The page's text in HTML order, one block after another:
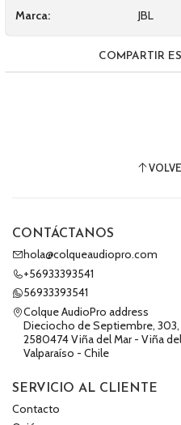
Marca: JBL
COMPARTIR
CONTÁCTANOS
hola@colqueaudiopro.com
+56933393541
56933393541
Colque AudioPro address
Dieciocho de Septiembre, 303,
2580474 Viña del Mar - Viña
Valparaíso - Chile
SERVICIO AL CLIENTE
Contacto